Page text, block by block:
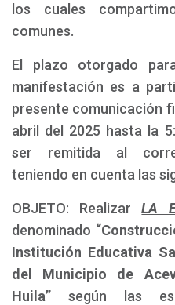
los cuales
comunes.
El plazo otorgado
manifestación es a
presente comunicación
abril del 2025 hasta la
ser remitida al
teniendo en cuenta las
OBJETO: RealizarLA
denominado
Institución Educativa
del Municipio de
Huila” según las